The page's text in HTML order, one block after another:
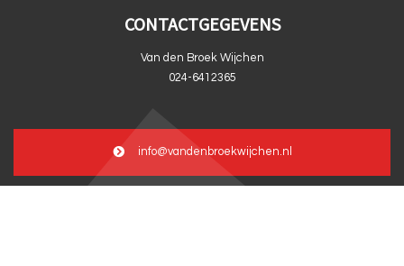
CONTACTGEGEVENS
Van den Broek Wijchen
024-6412365
info@vandenbroekwijchen.nl